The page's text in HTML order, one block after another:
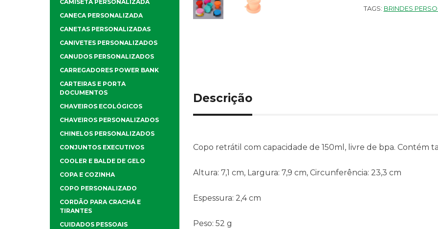
TAGS: BRINDES
Descrição
Copo retrátil com capacidade de 150ml, livre de bpa. Contém
Altura: 7,1 cm, Largura: 7,9 cm, Circunferência: 23,3 cm
Espessura: 2,4 cm
Peso: 52 g
CAMISETA PERSONALIZADA
CANECA PERSONALIZADA
CANETAS PERSONALIZADAS
CANIVETES PERSONALIZADOS
CANUDOS PERSONALIZADOS
CARREGADORES POWER BANK
CARTEIRAS E PORTA
DOCUMENTOS
CHAVEIROS ECOLÓGICOS
CHAVEIROS PERSONALIZADOS
CHINELOS PERSONALIZADOS
CONJUNTOS EXECUTIVOS
COOLER E BALDE DE GELO
COPA E COZINHA
COPO PERSONALIZADO
CORDÃO PARA CRACHÁ E
TIRANTES
CUIDADOS PESSOAIS